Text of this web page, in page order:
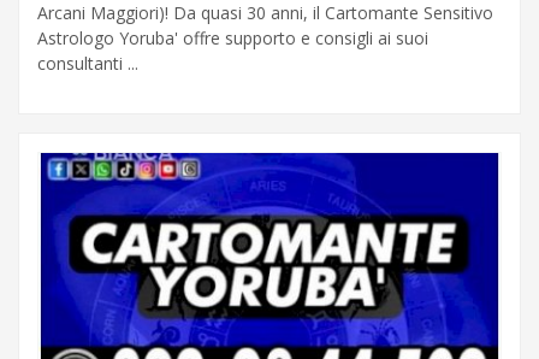
Arcani Maggiori)! Da quasi 30 anni, il Cartomante Sensitivo
Astrologo Yoruba' offre supporto e consigli ai suoi
consultanti ...